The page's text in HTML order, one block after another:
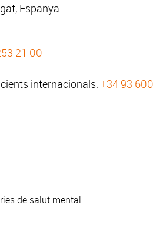
Espanya
21 00
internacionals: +34 93 600
de salut mental